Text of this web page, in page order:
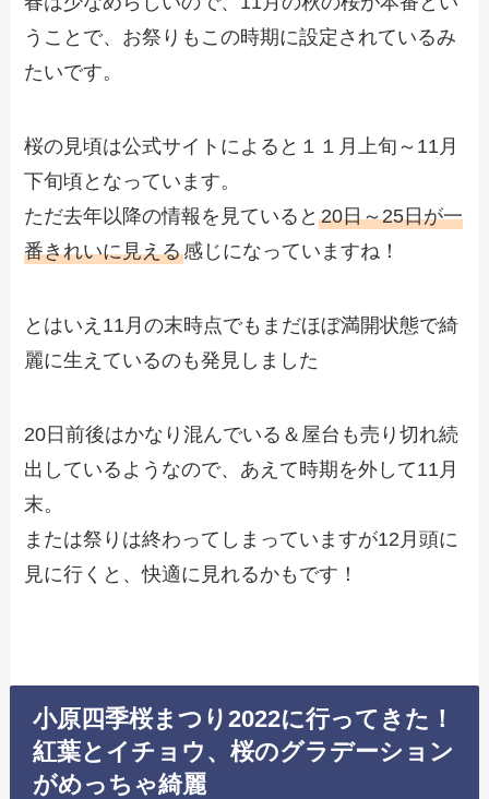
うことで、お祭りもこの時期に設定されているみ
たいです。
桜の見頃は公式サイトによると１１月上旬～11月
下旬頃となっています。
ただ去年以降の情報を見ていると20日～25日が一
番きれいに見える感じになっていますね！
とはいえ11月の末時点でもまだほぼ満開状態で綺
麗に生えているのも発見しました
20日前後はかなり混んでいる＆屋台も売り切れ続
出しているようなので、あえて時期を外して11月
末。
または祭りは終わってしまっていますが12月頭に
見に行くと、快適に見れるかもです！
小原四季桜まつり2022に行ってきた！
紅葉とイチョウ、桜のグラデーション
がめっちゃ綺麗